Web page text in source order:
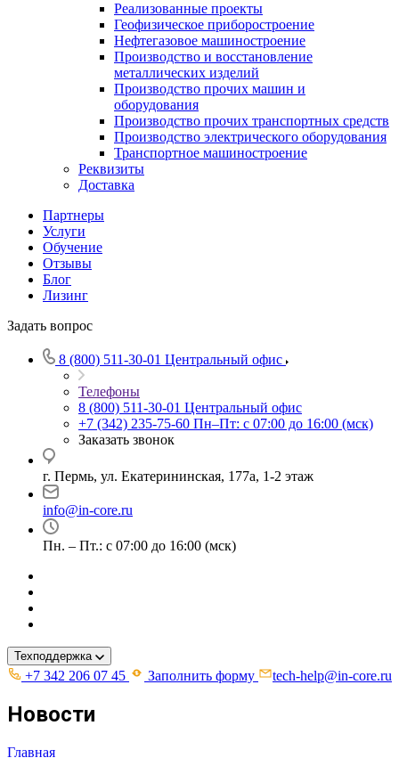
Реализованные проекты
Геофизическое приборостроение
Нефтегазовое машиностроение
Производство и восстановление
металлических изделий
Производство прочих машин и
оборудования
Производство прочих транспортных средств
Производство электрического оборудования
Транспортное машиностроение
Реквизиты
Доставка
Партнеры
Услуги
Обучение
Отзывы
Блог
Лизинг
Задать вопрос
8 (800) 511-30-01 Центральный офис
Телефоны
8 (800) 511-30-01 Центральный офис
+7 (342) 235-75-60 Пн–Пт: с 07:00 до 16:00 (мск)
Заказать звонок
г. Пермь, ул. ​Екатерининская, 177а, ​1-2 этаж
info@in-core.ru
Пн. – Пт.: с 07:00 до 16:00 (мск)
Техподдержка
+7 342 206 07 45 Заполнить форму tech-help@in-core.ru
Новости
Главная